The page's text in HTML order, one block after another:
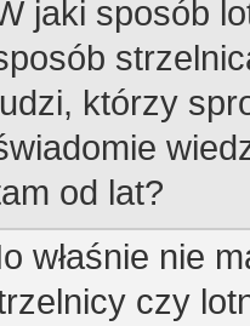
jaki sposób
ludzi, którzy
od lat?
właśnie nie
czy